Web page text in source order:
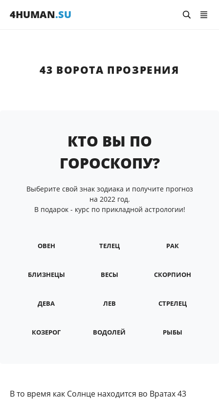
4HUMAN.SU
43 ВОРОТА ПРОЗРЕНИЯ
КТО ВЫ ПО
ГОРОСКОПУ?
Выберите свой знак зодиака и получите прогноз
на 2022 год.
В подарок - курс по прикладной астрологии!
ОВЕН ТЕЛЕЦ РАК
БЛИЗНЕЦЫ ВЕСЫ СКОРПИОН
ДЕВА ЛЕВ СТРЕЛЕЦ
КОЗЕРОГ ВОДОЛЕЙ РЫБЫ
В то время как Солнце находится во Вратах 43